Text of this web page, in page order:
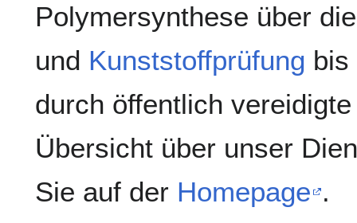
Polymersynthese über
und Kunststoffprüfung
durch öffentlich
Übersicht über unser
Sie auf der Homepage .